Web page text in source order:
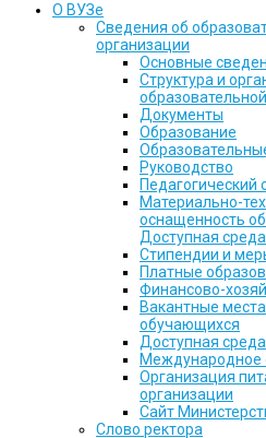
О ВУЗе
Сведения об
организации
Основные
Структура и
Документы
Образование
Руководство
Педагогический
Материально-
оснащенность
Доступная среда
Стипендии и
Платные
Финансово-
Вакантные
обучающихся
Доступная среда
Международное
Организация
организации
Сайт
Слово ректора